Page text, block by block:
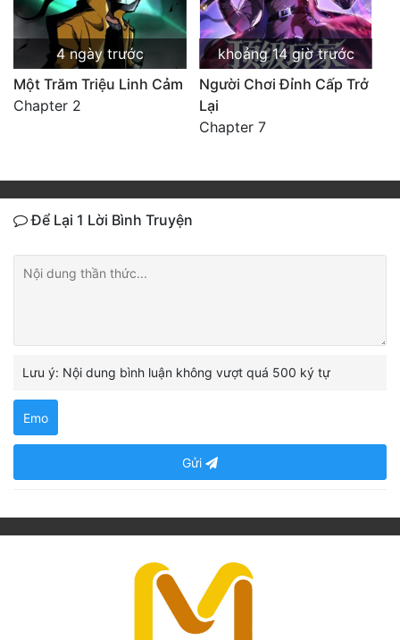
4 ngày trước
Một Trăm Triệu Linh Cảm
Chapter 2
khoảng 14 giờ trước
Người Chơi Đỉnh Cấp Trở
Lại
Chapter 7
Để Lại 1 Lời Bình Truyện
Lưu ý: Nội dung bình luận không vượt quá 500 ký tự
Emo
Gửi